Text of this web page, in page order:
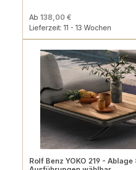
Ab 138,00 €
Lieferzeit: 11 - 13 Wochen
Rolf Benz YOKO 219 -